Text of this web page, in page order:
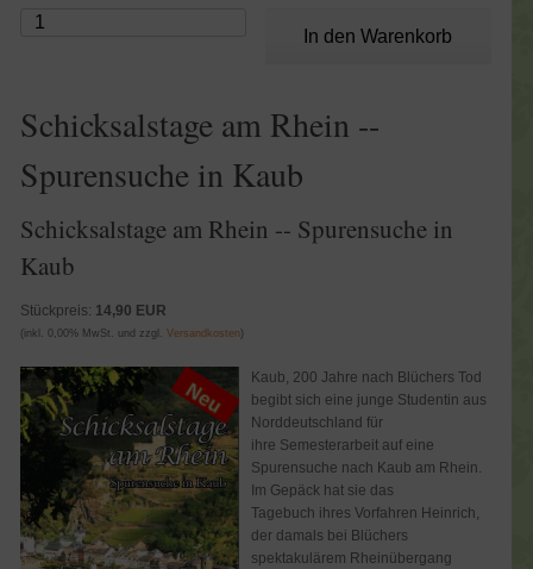
Schicksalstage am Rhein --
Spurensuche in Kaub
Schicksalstage am Rhein -- Spurensuche in
Kaub
Stückpreis: 14,90 EUR
(inkl. 0,00% MwSt. und zzgl.Versandkosten)
Kaub, 200 Jahre nach Blüchers Tod
begibt sich eine junge Studentin aus
Norddeutschland für
ihre Semesterarbeit auf eine
Spurensuche nach Kaub am Rhein.
Im Gepäck hat sie das
Tagebuch ihres Vorfahren Heinrich,
der damals bei Blüchers
spektakulärem Rheinübergang